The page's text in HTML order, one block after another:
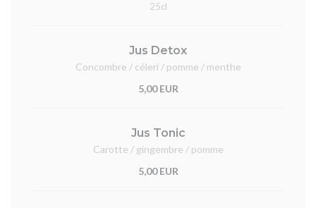
25cl
Jus Detox
Concombre / céleri / pomme / menthe
5,00 EUR
Jus Tonic
Carotte / gingembre / pomme
5,00 EUR